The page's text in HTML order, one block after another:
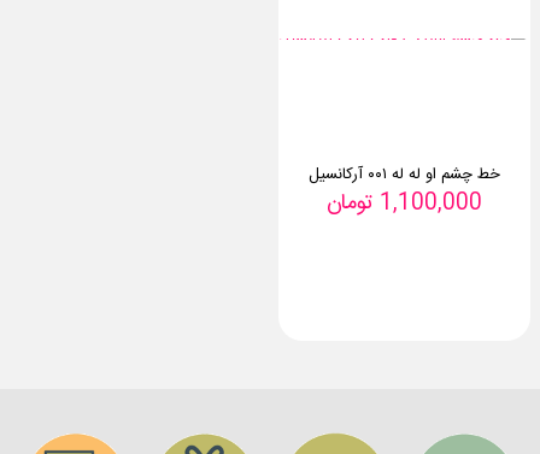
خط چشم او له له ۰۰۱ آرکانسیل
1,100,000 تومان